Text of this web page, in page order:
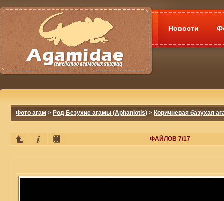
Новости
Фото агам > Род Безухие агамы (Aphaniotis) > Коричневая базухая
ФАЙЛОВ 7/17